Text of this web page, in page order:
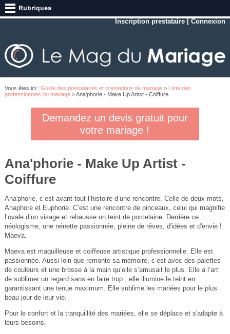
Inscription prestataire |Connexion
Vous êtes ici : Guide des prestataires et prestations de mariage> Liste des
professionnels du mariage> Ana'phorie - Make Up Artist - Coiffure
Demandez un devis gratuit pour
votre mariage !
Ana'phorie - Make Up Artist -
Coiffure
Ana'phorie, c’est avant tout l’histoire d’une rencontre. Celle de deux mots,
Anaphore et Euphorie. C’est une rencontre de pinceaux, celui qui magnifie
l’ovale d’un visage et rehausse un teint de porcelaine. Derrière ce
néologisme, une nénette passionnée, pleine de rêves, d'idées et d'envie !
Maeva.
Maeva est maquilleuse et coiffeuse artistique professionnelle. Elle est
passionnée. Aussi loin que remonte sa mémoire, c’est avec des palettes
de couleurs et une brosse à la main qu’elle s’amusait le plus. Elle a l’art
de sublimer un regard sans en faire trop ; elle illumine le teint en
garantissant une tenue maximum. Elle sublime les mariées pour le plus
beau jour de leur vie.
Pour le confort et la tranquillité des mariées, elle se déplace et s'adapte à
leurs besoins.